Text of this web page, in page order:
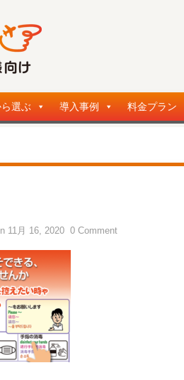
選ぶ 導入事例 料金プラン
11月 16, 2020 0 Comment